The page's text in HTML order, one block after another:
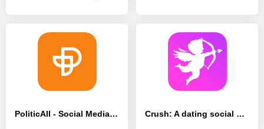
PoliticAll - Social Media - [Премиум версия] Crush: A dating social network - [Разблокированная версия]